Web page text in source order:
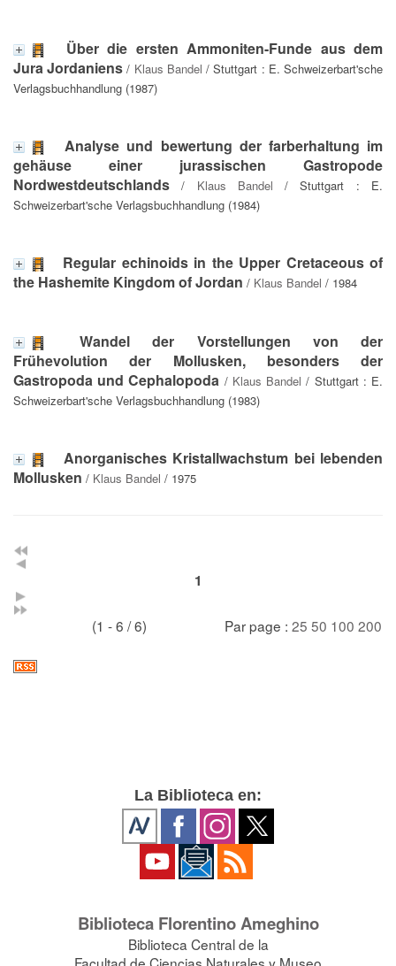
Über die ersten Ammoniten-Funde aus dem
Jura Jordaniens / Klaus Bandel / Stuttgart : E. Schweizerbart'sche
Verlagsbuchhandlung (1987)
Analyse und bewertung der farberhaltung im
gehäuse einer jurassischen Gastropode
Nordwestdeutschlands / Klaus Bandel / Stuttgart : E.
Schweizerbart'sche Verlagsbuchhandlung (1984)
Regular echinoids in the Upper Cretaceous of
the Hashemite Kingdom of Jordan / Klaus Bandel / 1984
Wandel der Vorstellungen von der
Frühevolution der Mollusken, besonders der
Gastropoda und Cephalopoda / Klaus Bandel / Stuttgart : E.
Schweizerbart'sche Verlagsbuchhandlung (1983)
Anorganisches Kristallwachstum bei lebenden
Mollusken / Klaus Bandel / 1975
1
(1 - 6 / 6) Par page : 25 50 100 200
La Biblioteca en:
Biblioteca Florentino Ameghino
Biblioteca Central de la